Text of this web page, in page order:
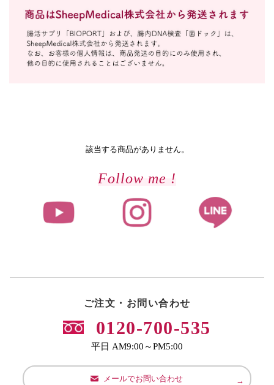
該当する商品がありません。
Follow me !
ご注文・お問い合わせ
0120-700-535
平日 AM9:00～PM5:00
メールでお問い合わせ